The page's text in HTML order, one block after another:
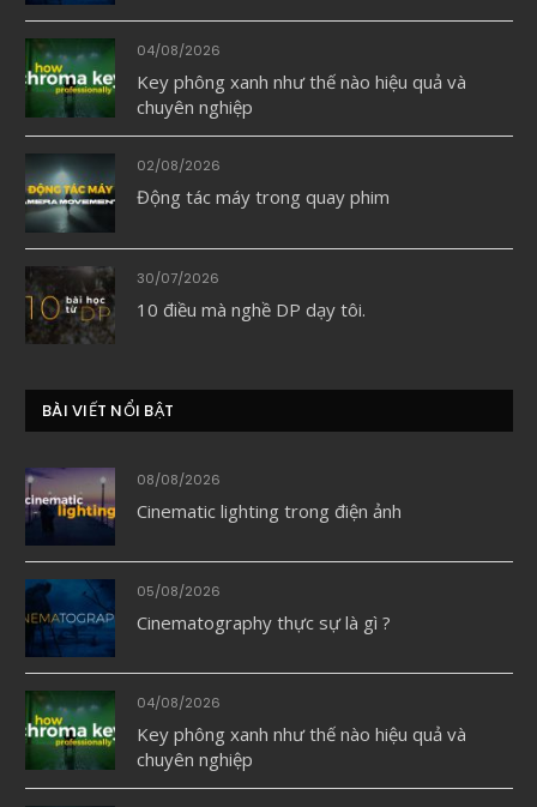
04/08/2026
Key phông xanh như thế nào hiệu quả và
chuyên nghiệp
02/08/2026
Động tác máy trong quay phim
30/07/2026
10 điều mà nghề DP dạy tôi.
BÀI VIẾT NỔI BẬT
08/08/2026
Cinematic lighting trong điện ảnh
05/08/2026
Cinematography thực sự là gì ?
04/08/2026
Key phông xanh như thế nào hiệu quả và
chuyên nghiệp